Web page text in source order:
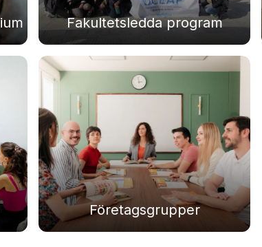
DELE
SIELE
skola
surfgruppkurs
lektioner
Fakultetsledda program
Företagsgrupper